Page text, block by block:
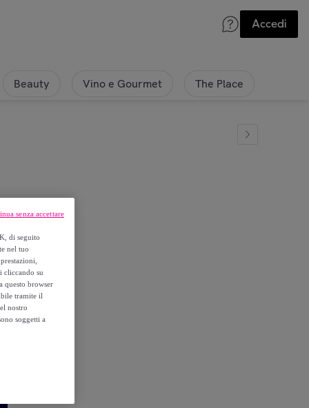
Accedi
Beauty Vino e Gourmet The Place
di seguito
nel tuo
cliccando su
questo browser
tramite il
nostro
soggetti a
senza accettare